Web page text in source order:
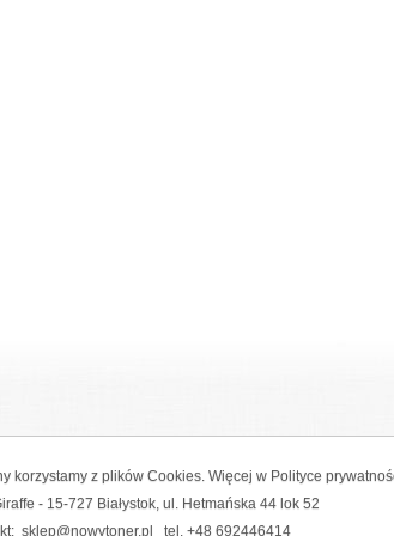
korzystamy z plików Cookies. Więcej w Polityce
- 15-727 Białystok, ul. Hetmańska 44 lok 52
sklep@nowytoner.pl tel. +48 692446414